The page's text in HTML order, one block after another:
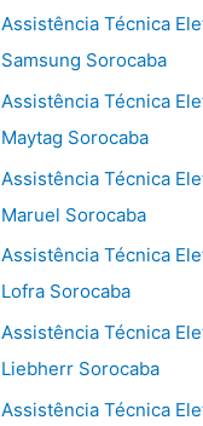
Assistência Técnica
Samsung Sorocaba
Assistência Técnica
Maytag Sorocaba
Assistência Técnica
Maruel Sorocaba
Assistência Técnica
Lofra Sorocaba
Assistência Técnica
Liebherr Sorocaba
Assistência Técnica